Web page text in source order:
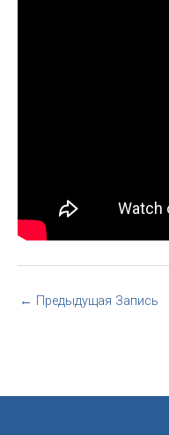
← Предыдущая Запись